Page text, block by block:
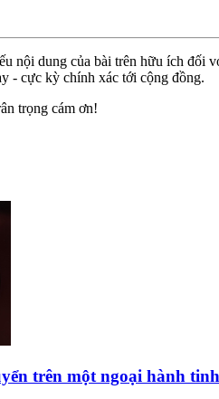
nội dung của bài trên hữu ích đối
- cực kỳ chính xác tới cộng đồng.
trọng cám ơn!
trên một ngoại hành